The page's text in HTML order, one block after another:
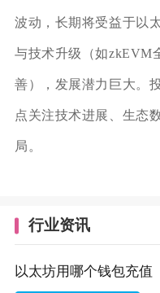
波动，长期将受益于以
与技术升级（如zkEVM
善），发展潜力巨大。
点关注技术进展、生态
局。
行业资讯
以太坊用哪个钱包充值